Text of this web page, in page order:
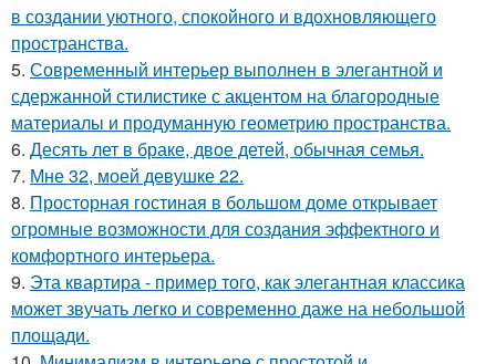
в создании уютного, спокойного и вдохновляющего
пространства.
5. Современный интерьер выполнен в элегантной и
сдержанной стилистике с акцентом на благородные
материалы и продуманную геометрию пространства.
6. Десять лет в браке, двое детей, обычная семья.
7. Мне 32, моей девушке 22.
8. Просторная гостиная в большом доме открывает
огромные возможности для создания эффектного и
комфортного интерьера.
9. Эта квартира - пример того, как элегантная классика
может звучать легко и современно даже на небольшой
площади.